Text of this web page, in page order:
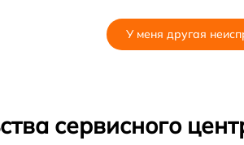
У меня другая
сервисного